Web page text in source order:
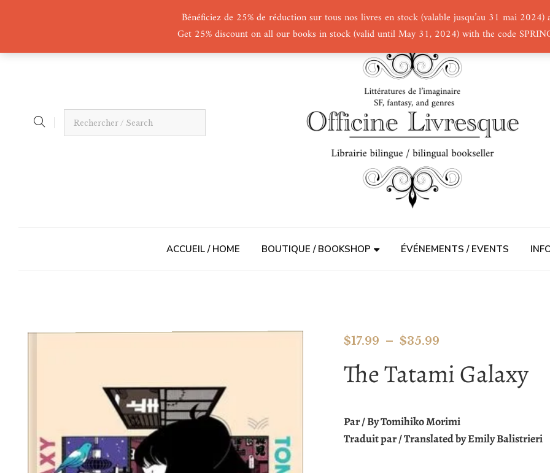
Bénéficiez de 25% de réduction sur tous nos livres en stock (valable jusqu’au 31 mai 2024)
Get 25% discount on all our books in stock (valid until May 31, 2024) with the code
ACCUEIL / HOME BOUTIQUE / BOOKSHOP ÉVÉNEMENTS / EVENTS
$17.99 – $35.99
The Tatami Galaxy
Par / By Tomihiko Morimi
Traduit par / Translated by Emily Balistrieri